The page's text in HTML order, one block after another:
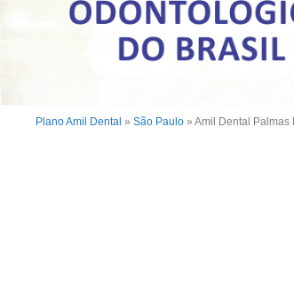
Plano Amil Dental » São Paulo » Amil Dental Palmas